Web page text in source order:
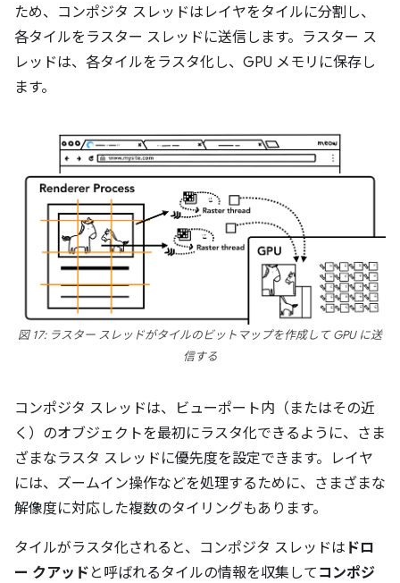
ため、コンポジタ スレッドはレイヤをタイルに分割し、
各タイルをラスター スレッドに送信します。ラスター ス
レッドは、各タイルをラスタ化し、GPU メモリに保存し
ます。
図 17: ラスター スレッドがタイルのビットマップを作成して GPU に送
信する
コンポジタ スレッドは、ビューポート内（またはその近
く）のオブジェクトを最初にラスタ化できるように、さま
ざまなラスタ スレッドに優先度を設定できます。レイヤ
には、ズームイン操作などを処理するために、さまざまな
解像度に対応した複数のタイリングもあります。
タイルがラスタ化されると、コンポジタ スレッドは ドロ
ー クアッド と呼ばれるタイルの情報を収集して コンポジ